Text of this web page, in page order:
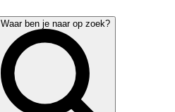
Waar ben je naar op zoek?